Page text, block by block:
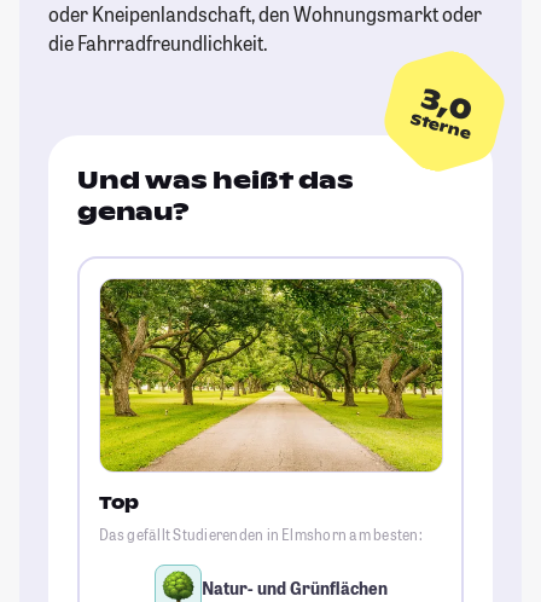
oder Kneipenlandschaft, den Wohnungsmarkt oder
die Fahrradfreundlichkeit.
3,0
Sterne
Und was heißt das
genau?
Top
Das gefällt Studierenden in Elmshorn am besten:
Natur- und Grünflächen